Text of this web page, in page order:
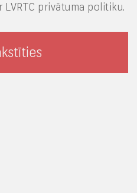
LVRTC privātuma politiku.